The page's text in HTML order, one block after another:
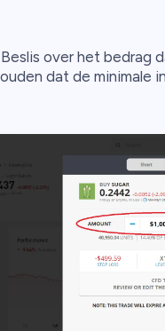
Beslis over het bedrag
dat de minimale